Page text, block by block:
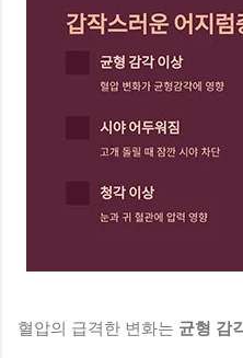
혈압의 급격한 변화는 균형 감